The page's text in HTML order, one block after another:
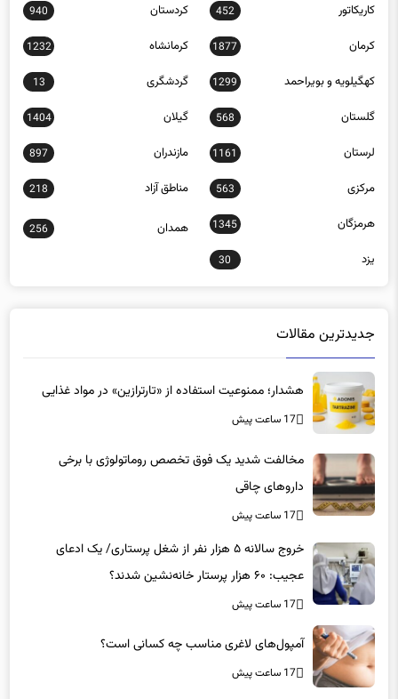
کاریکاتور 452 کردستان 940
کرمان 1877 کرمانشاه 1232
کهگیلویه و بویراحمد 1299 گردشگری 13
گلستان 568 گیلان 1404
لرستان 1161 مازندران 897
مرکزی 563 مناطق آزاد 218
هرمزگان 1345 همدان 256
یزد 30
جدیدترین مقالات
هشدار؛ ممنوعیت استفاده از «تارترازین» در مواد غذایی
17 ساعت پیش
مخالفت شدید یک فوق تخصص روماتولوژی با برخی
داروهای چاقی
17 ساعت پیش
خروج سالانه ۵ هزار نفر از شغل پرستاری/ یک ادعای
عجیب: ۶۰ هزار پرستار خانه‌نشین شدند؟
17 ساعت پیش
آمپول‌های لاغری مناسب چه کسانی است؟
17 ساعت پیش